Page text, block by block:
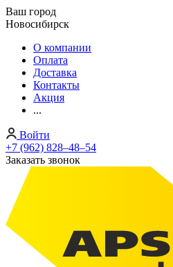
Ваш город
Новосибирск
О компании
Оплата
Доставка
Контакты
Акция
...
Войти
+7 (962) 828‒48‒54
Заказать звонок